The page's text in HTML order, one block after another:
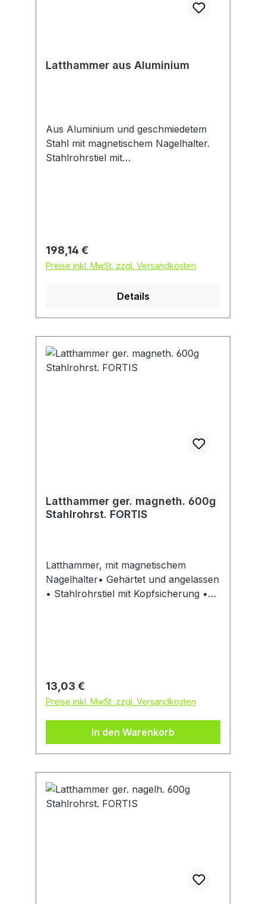
Latthammer aus Aluminium
Aus Aluminium und geschmiedetem
Stahl mit magnetischem Nagelhalter.
Stahlrohrstiel mit
Regulärer Preis:
198,14 €
Preise inkl. MwSt. zzgl. Versandkosten
Details
Latthammer ger. magneth. 600g
Stahlrohrst. FORTIS
Latthammer, mit magnetischem
Nagelhalter• Gehärtet und angelassen
• Stahlrohrstiel mit Kopfsicherung •
webkontakt@ede.de
Regulärer Preis:
13,03 €
Preise inkl. MwSt. zzgl. Versandkosten
In den Warenkorb